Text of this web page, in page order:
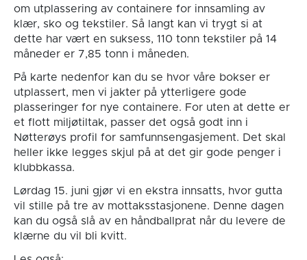
om utplassering av containere for innsamling av
klær, sko og tekstiler. Så langt kan vi trygt si at
dette har vært en suksess, 110 tonn tekstiler på 14
måneder er 7,85 tonn i måneden.
På karte nedenfor kan du se hvor våre bokser er
utplassert, men vi jakter på ytterligere gode
plasseringer for nye containere. For uten at dette er
et flott miljøtiltak, passer det også godt inn i
Nøtterøys profil for samfunnsengasjement. Det skal
heller ikke legges skjul på at det gir gode penger i
klubbkassa.
Lørdag 15. juni gjør vi en ekstra innsatts, hvor gutta
vil stille på tre av mottaksstasjonene. Denne dagen
kan du også slå av en håndballprat når du levere de
klærne du vil bli kvitt.